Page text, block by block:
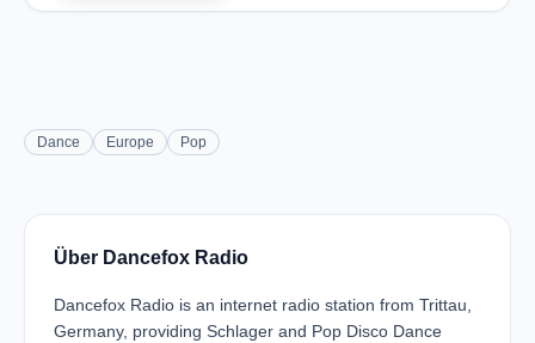
Dance Europe Pop
Über Dancefox Radio
Dancefox Radio is an internet radio station from Trittau,
Germany, providing Schlager and Pop Disco Dance